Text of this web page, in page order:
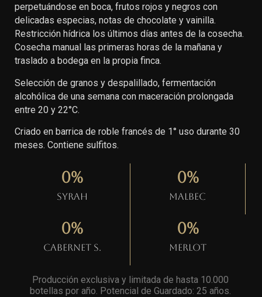
perpetuándose en boca, frutos rojos y negros con
delicadas especias, notas de chocolate y vainilla.
Restricción hídrica los últimos días antes de la cosecha.
Cosecha manual las primeras horas de la mañana y
traslado a bodega en la propia finca.
Selección de granos y despalillado, fermentación
alcohólica de una semana con maceración prolongada
entre 20 y 22°C.
Criado en barrica de roble francés de 1° uso durante 30
meses. Contiene sulfitos.
Syrah
0%
Malbec
0%
Cabernet S.
0%
Merlot
0%
Producción exclusiva y limitada de hasta 10.000
botellas por año. Potencial de Guardado: 25 años